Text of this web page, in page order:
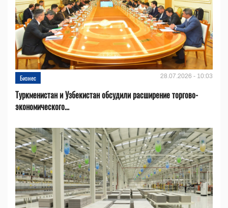
Бизнес 28.07.2026 - 10:03
Туркменистан и Узбекистан обсудили расширение торгово-
экономического...